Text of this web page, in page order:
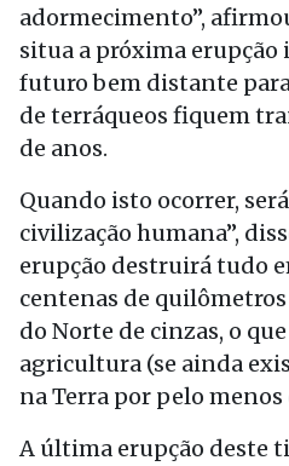
adormecimento”,
situa a próxima
futuro bem distante
de terráqueos fiquem
de anos.
Quando isto ocorrer,
civilização humana”,
erupção destruirá tudo
centenas de
do Norte de cinzas, o
agricultura (se ainda
na Terra por pelo menos
A última erupção deste